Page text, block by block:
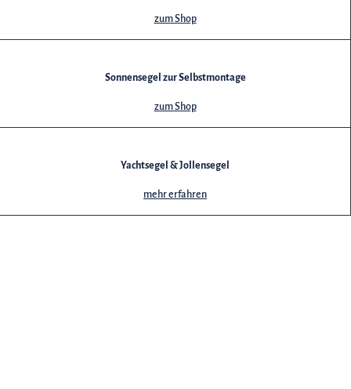
zum Shop
Sonnensegel zur Selbstmontage
zum Shop
Yachtsegel & Jollensegel
mehr erfahren